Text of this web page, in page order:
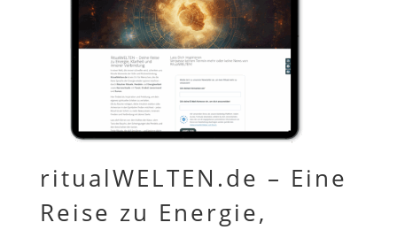
ritualWELTEN.de – Eine
Reise zu Energie,